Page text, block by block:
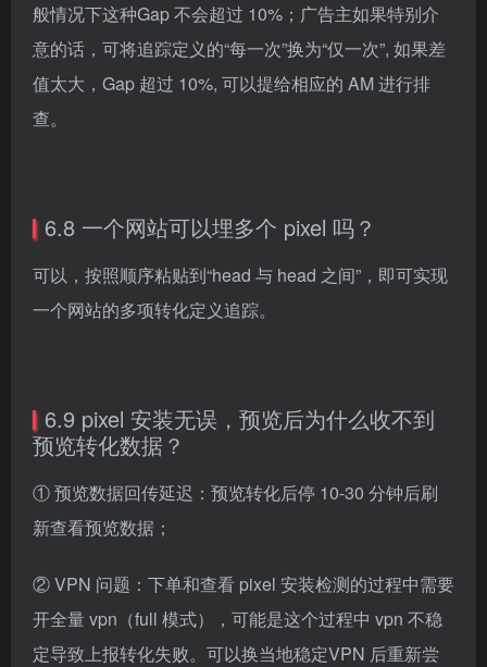
般情况下这种Gap 不会超过 10%；广告主如果特别介
意的话，可将追踪定义的“每一次”换为“仅一次”, 如果差
值太大，Gap 超过 10%, 可以提给相应的 AM 进行排
查。
6.8 一个网站可以埋多个 pixel 吗？
可以，按照顺序粘贴到“head 与 head 之间”，即可实现
一个网站的多项转化定义追踪。
6.9 pixel 安装无误，预览后为什么收不到
预览转化数据？
① 预览数据回传延迟：预览转化后停 10-30 分钟后刷
新查看预览数据；
② VPN 问题：下单和查看 pixel 安装检测的过程中需要
开全量 vpn（full 模式），可能是这个过程中 vpn 不稳
定导致上报转化失败。可以换当地稳定VPN 后重新尝